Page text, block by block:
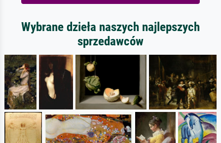
Wybrane dzieła naszych najlepszych
sprzedawców